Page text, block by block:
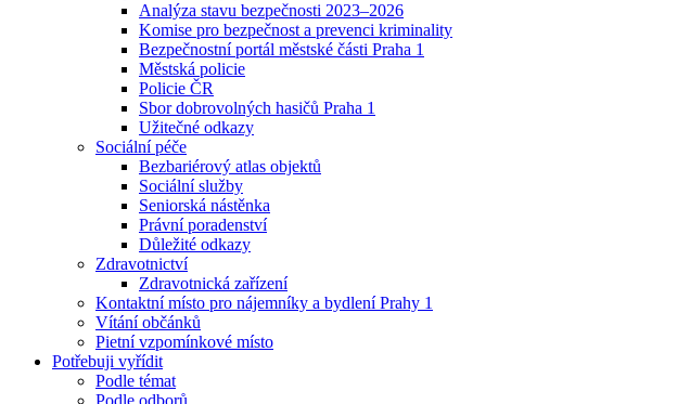
Analýza stavu bezpečnosti 2023–2026
Komise pro bezpečnost a prevenci kriminality
Bezpečnostní portál městské části Praha 1
Městská policie
Policie ČR
Sbor dobrovolných hasičů Praha 1
Užitečné odkazy
Sociální péče
Bezbariérový atlas objektů
Sociální služby
Seniorská nástěnka
Právní poradenství
Důležité odkazy
Zdravotnictví
Zdravotnická zařízení
Kontaktní místo pro nájemníky a bydlení Prahy 1
Vítání občánků
Pietní vzpomínkové místo
Potřebuji vyřídit
Podle témat